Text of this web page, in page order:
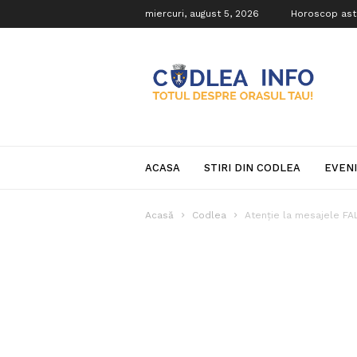
miercuri, august 5, 2026 Horoscop
Info
ACASA STIRI DIN CODLEA
Acasă Codlea Atenție la mesajele